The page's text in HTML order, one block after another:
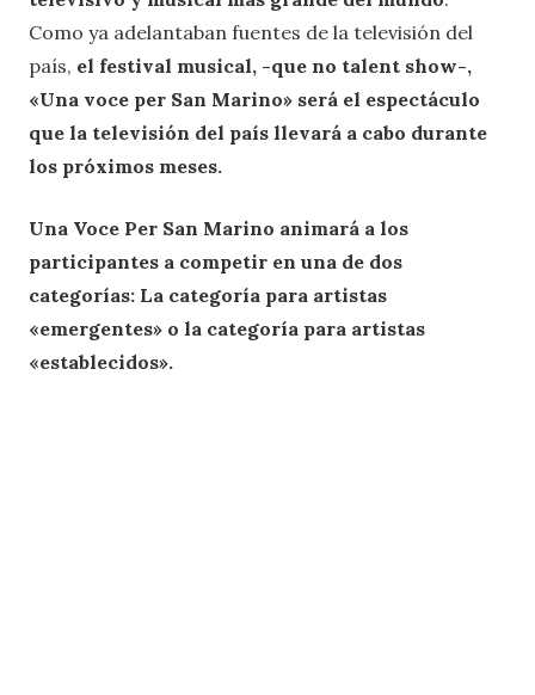
Como ya adelantaban fuentes de la televisión del
país, el festival musical, -que no talent show-,
«Una voce per San Marino» será el espectáculo
que la televisión del país llevará a cabo durante
los próximos meses.
Una Voce Per San Marino animará a los
participantes a competir en una de dos
categorías: La categoría para artistas
«emergentes» o la categoría para artistas
«establecidos».